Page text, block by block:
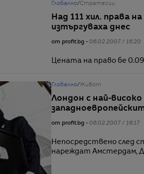
Глобално/Стратегии
Над 111 хил. права
изтъргуваха днес
от profit.bg - 06.02.2007 / 16:20
Цената на право бе 0.09
Глобално/Живот
Лондон с най-
от profit.bg - 06.02.2007 / 16:17
Непосредствено след
нареждат Амстердам,